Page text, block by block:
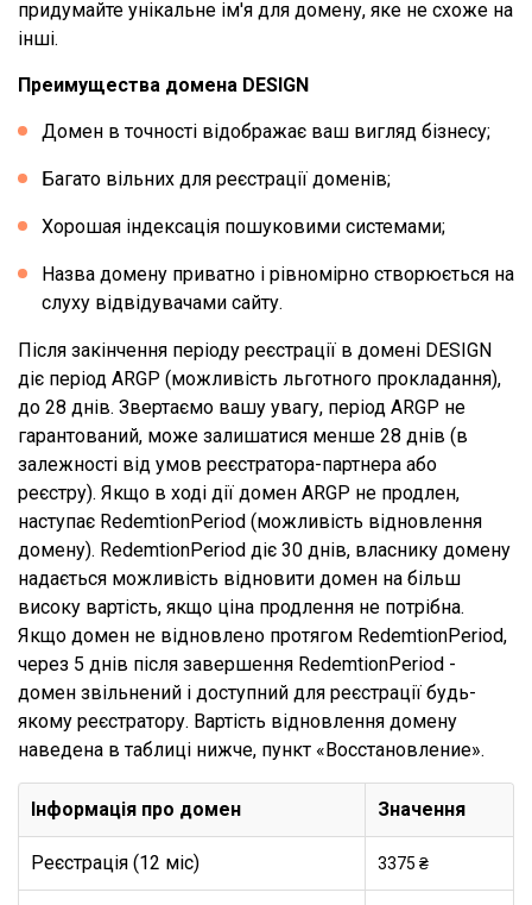
придумайте унікальне ім'я для домену, яке не схоже на
інші.
Преимущества домена DESIGN
Домен в точності відображає ваш вигляд бізнесу;
Багато вільних для реєстрації доменів;
Хорошая індексація пошуковими системами;
Назва домену приватно і рівномірно створюється на
слуху відвідувачами сайту.
Після закінчення періоду реєстрації в домені DESIGN
діє період ARGP (можливість льготного прокладання),
до 28 днів. Звертаємо вашу увагу, період ARGP не
гарантований, може залишатися менше 28 днів (в
залежності від умов реєстратора-партнера або
реєстру). Якщо в ході дії домен ARGP не продлен,
наступає RedemtionPeriod (можливість відновлення
домену). RedemtionPeriod діє 30 днів, власнику домену
надається можливість відновити домен на більш
високу вартість, якщо ціна продлення не потрібна.
Якщо домен не відновлено протягом RedemtionPeriod,
через 5 днів після завершення RedemtionPeriod -
домен звільнений і доступний для реєстрації будь-
якому реєстратору. Вартість відновлення домену
наведена в таблиці нижче, пункт «Восстановление».
Інформація про домен Значення
Реєстрація (12 міс) 3375 ₴